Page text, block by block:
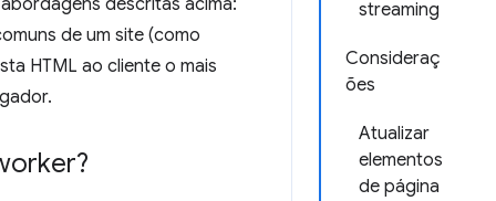
streaming
Consideraç
ões
Atualizar
elementos
de página
descritas acima:
de um site (como
HTML ao cliente o mais